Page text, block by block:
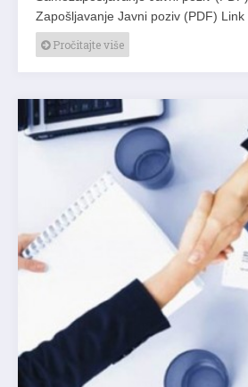
Zapošljavanje Javni poziv (PDF) Link
Pročitajte više